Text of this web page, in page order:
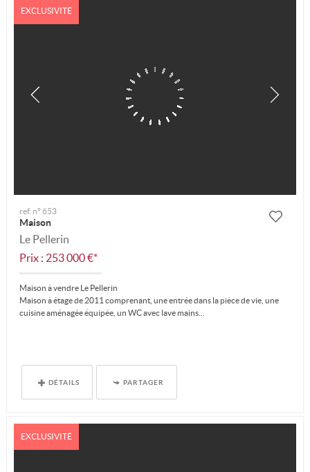
EXCLUSIVITÉ
ref. n° 653
Maison
Le Pellerin
Prix : 253 000 €*
Maison à vendre Le Pellerin
Maison à étage de 2011 comprenant, une entrée dans la pièce de vie, une
cuisine aménagée équipée, un WC avec lave mains...
DÉTAILS PARTAGER
EXCLUSIVITÉ